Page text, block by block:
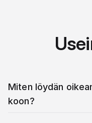
Miten löydän
koon?